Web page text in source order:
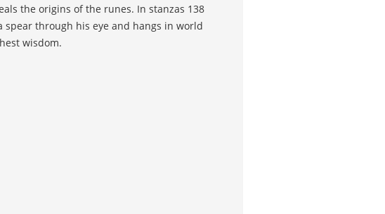
the origins of the runes. In stanzas 138
through his eye and hangs in world
wisdom.